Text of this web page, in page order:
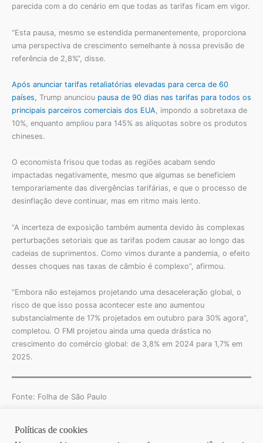
parecida com a do cenário em que todas as tarifas ficam em vigor.
“Esta pausa, mesmo se estendida permanentemente, proporciona
uma perspectiva de crescimento semelhante à nossa previsão de
referência de 2,8%”, disse.
Após anunciar tarifas retaliatórias elevadas para cerca de 60
países, Trump anunciou pausa de 90 dias nas tarifas para todos os
principais parceiros comerciais dos EUA, impondo a sobretaxa de
10%, enquanto ampliou para 145% as alíquotas sobre os produtos
chineses.
O economista frisou que todas as regiões acabam sendo
impactadas negativamente, mesmo que algumas se beneficiem
temporariamente das divergências tarifárias, e que o processo de
desinflação deve continuar, mas em ritmo mais lento.
“A incerteza de exposição também aumenta devido às complexas
perturbações setoriais que as tarifas podem causar ao longo das
cadeias de suprimentos. Como vimos durante a pandemia, o efeito
desses choques nas taxas de câmbio é complexo”, afirmou.
“Embora não estejamos projetando uma desaceleração global, o
risco de que isso possa acontecer este ano aumentou
substancialmente de 17% projetados em outubro para 30% agora”,
completou. O FMI projetou ainda uma queda drástica no
crescimento do comércio global: de 3,8% em 2024 para 1,7% em
2025.
Fonte: Folha de São Paulo
Copyright © 2026 | Homero Costa Advogados
Políticas de cookies